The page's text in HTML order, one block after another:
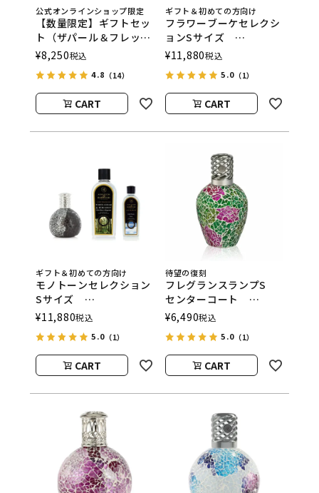
公式オンラインショップ限定
【数量限定】ギフトセッ
ト（ザパール＆フレッシ
ュリネン）
ASHLEIGH&BURWOOD
（アシュレイアンドバー
ウッド）
¥8,250税込
4.8 （14）
CART
ギフト＆初めての方向け
フラワーブーケセレクシ
ョンSサイズ
ASHLEIGH&BURWOOD
（アシュレイアンドバー
ウッド）
¥11,880税込
5.0（1）
CART
ギフト＆初めての方向け
モノトーンセレクション
Sサイズ
ASHLEIGH&BURWOOD
（アシュレイアンドバー
ウッド）
¥11,880税込
5.0 （1）
CART
待望の復刻
フレグランスランプS
センターコート
ASHLEIGH&BURWOOD
（アシュレイアンドバー
ウッド）
¥6,490税込
5.0（1）
CART